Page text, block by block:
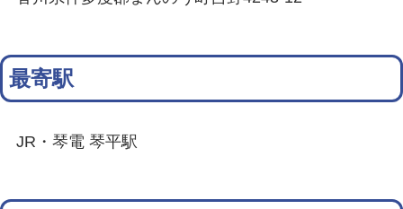
最寄駅
JR・琴電 琴平駅